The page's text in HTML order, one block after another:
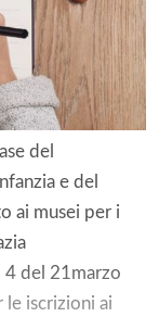
del
e del
ai musei per i
4 del 21marzo
iscrizioni ai